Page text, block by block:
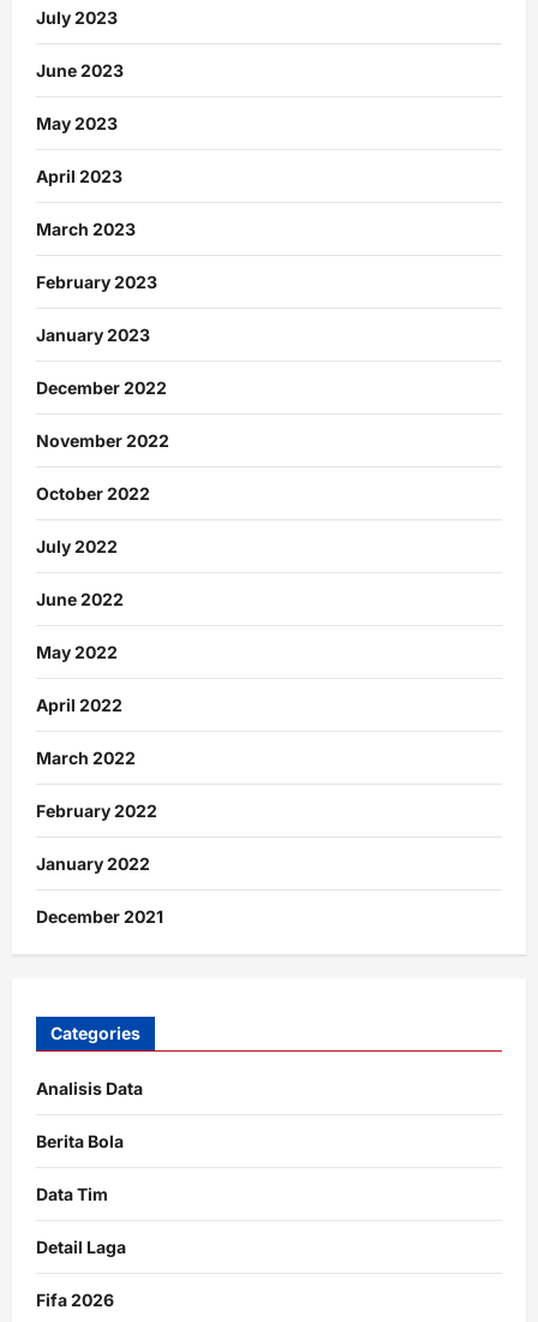
July 2023
June 2023
May 2023
April 2023
March 2023
February 2023
January 2023
December 2022
November 2022
October 2022
July 2022
June 2022
May 2022
April 2022
March 2022
February 2022
January 2022
December 2021
Categories
Analisis Data
Berita Bola
Data Tim
Detail Laga
Fifa 2026